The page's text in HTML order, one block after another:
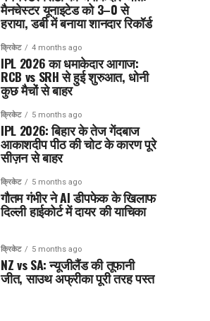
मैनचेस्टर यूनाइटेड को 3–0 से
हराया, डर्बी में बनाया शानदार रिकॉर्ड
क्रिकेट 4 months ago
IPL 2026 का धमाकेदार आगाज:
RCB vs SRH से हुई शुरुआत, धोनी
कुछ मैचों से बाहर
क्रिकेट 5 months ago
IPL 2026: बिहार के तेज गेंदबाज
आकाशदीप पीठ की चोट के कारण पूरे
सीज़न से बाहर
क्रिकेट 5 months ago
गौतम गंभीर ने AI डीपफेक के खिलाफ
दिल्ली हाईकोर्ट में दायर की याचिका
क्रिकेट 5 months ago
NZ vs SA: न्यूजीलैंड की तूफानी
जीत, साउथ अफ्रीका पूरी तरह पस्त